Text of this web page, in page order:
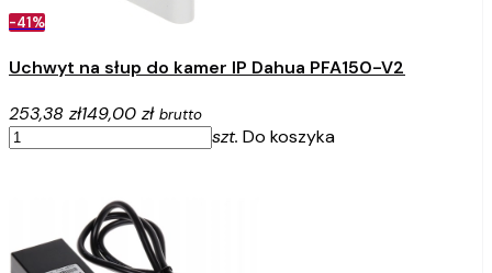
-41%
Uchwyt na słup do kamer IP Dahua PFA150-V2
253,38 zł149,00 zł brutto
szt. Do koszyka